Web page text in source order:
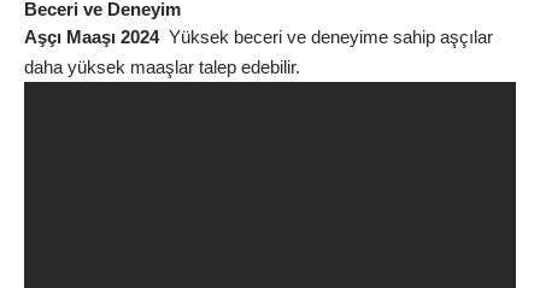
Beceri ve Deneyim
Aşçı Maaşı 2024Yüksek beceri ve deneyime sahip aşçılar
daha yüksek maaşlar talep edebilir.